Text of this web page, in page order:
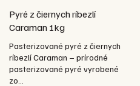
Pyré z čiernych ríbezlí
Caraman 1kg
Pasterizované pyré z čiernych
ríbezlí Caraman – prírodné
pasterizované pyré vyrobené
zo...